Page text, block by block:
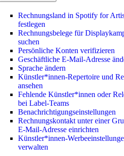
Rechnungsland in Spotify for
festlegen
Rechnungsbelege für
suchen
Persönliche Konten verifizieren
Geschäftliche E-Mail-Adresse
Sprache ändern
Künstler*innen-Repertoire und
ansehen
Fehlende Künstler*innen oder
bei Label-Teams
Benachrichtigungseinstellungen
Rechnungskontakt unter einer
E-Mail-Adresse einrichten
Künstler*innen-
verwalten